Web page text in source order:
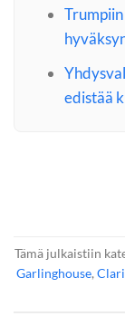
edistää
Tämä julkaistiin
Garlinghouse,